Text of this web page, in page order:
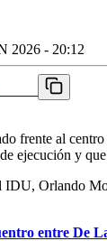
2026 - 20:12
frente al
ejecución y
Orlando
entre De